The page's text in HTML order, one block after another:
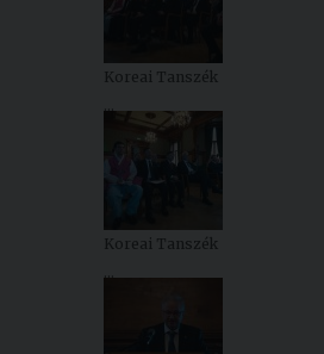
Koreai Tanszék
Koreai Tanszék